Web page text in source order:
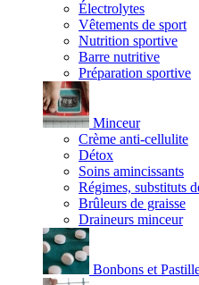
Électrolytes
Vêtements de sport
Nutrition sportive
Barre nutritive
Préparation sportive
Minceur
Crème anti-cellulite
Détox
Soins amincissants
Régimes, substituts
Brûleurs de graisse
Draineurs minceur
Bonbons et